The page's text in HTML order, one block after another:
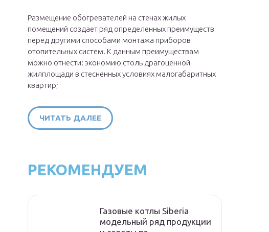
Размещение обогревателей на стенах жилых
помещений создает ряд определенных преимуществ
перед другими способами монтажа приборов
отопительных систем. К данным преимуществам
можно отнести: экономию столь драгоценной
жилплощади в стесненных условиях малогабаритных
квартир;
ЧИТАТЬ ДАЛЕЕ
РЕКОМЕНДУЕМ
Газовые котлы Siberia
модельный ряд продукции